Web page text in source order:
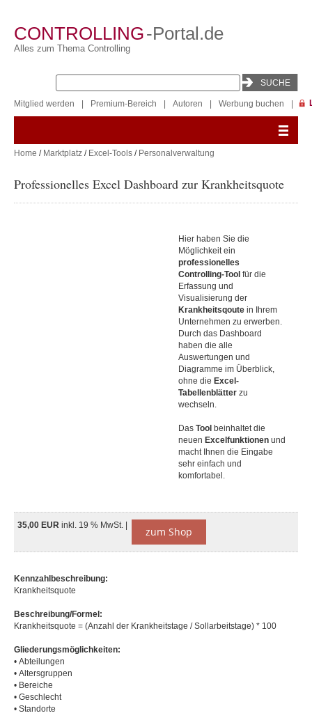
CONTROLLING-Portal.de
Alles zum Thema Controlling
Mitglied werden Premium-Bereich Autoren Werbung buchen
Home / Marktplatz / Excel-Tools / Personalverwaltung
Professionelles Excel Dashboard zur Krankheitsquote
Hier haben Sie die
Möglichkeit ein
professionelles
Controlling-Tool für die
Erfassung und
Visualisierung der
Krankheitsqoute in Ihrem
Unternehmen zu erwerben.
Durch das Dashboard
haben die alle
Auswertungen und
Diagramme im Überblick,
ohne die Excel-
Tabellenblätter zu
wechseln.
Das Tool beinhaltet die
neuen Excelfunktionen und
macht Ihnen die Eingabe
sehr einfach und
komfortabel.
35,00 EUR inkl. 19 % MwSt. | zum Shop
Kennzahlbeschreibung:
Krankheitsquote
Beschreibung/Formel:
Krankheitsquote = (Anzahl der Krankheitstage / Sollarbeitstage) * 100
Gliederungsmöglichkeiten:
• Abteilungen
• Altersgruppen
• Bereiche
• Geschlecht
• Standorte